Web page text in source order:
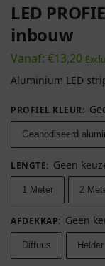
LED
inbouw
Vanaf: €13,20
Aluminium LED
PROFIEL KLEUR:
Geanodiseerd
LENGTE: Geen
1 Meter 2
AFDEKKAP: Geen
Diffuus Helder